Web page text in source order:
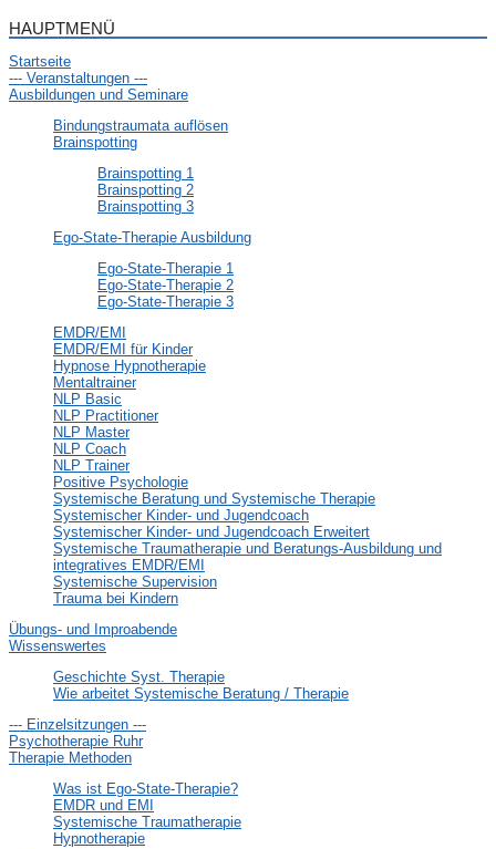
HAUPTMENÜ
Startseite
--- Veranstaltungen ---
Ausbildungen und Seminare
Bindungstraumata auflösen
Brainspotting
Brainspotting 1
Brainspotting 2
Brainspotting 3
Ego-State-Therapie Ausbildung
Ego-State-Therapie 1
Ego-State-Therapie 2
Ego-State-Therapie 3
EMDR/EMI
EMDR/EMI für Kinder
Hypnose Hypnotherapie
Mentaltrainer
NLP Basic
NLP Practitioner
NLP Master
NLP Coach
NLP Trainer
Positive Psychologie
Systemische Beratung und Systemische Therapie
Systemischer Kinder- und Jugendcoach
Systemischer Kinder- und Jugendcoach Erweitert
Systemische Traumatherapie und Beratungs-Ausbildung und
integratives EMDR/EMI
Systemische Supervision
Trauma bei Kindern
Übungs- und Improabende
Wissenswertes
Geschichte Syst. Therapie
Wie arbeitet Systemische Beratung / Therapie
--- Einzelsitzungen ---
Psychotherapie Ruhr
Therapie Methoden
Was ist Ego-State-Therapie?
EMDR und EMI
Systemische Traumatherapie
Hypnotherapie